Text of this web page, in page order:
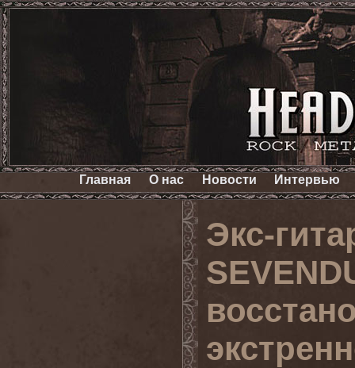
Главная О нас Новости Интервью
Экс-